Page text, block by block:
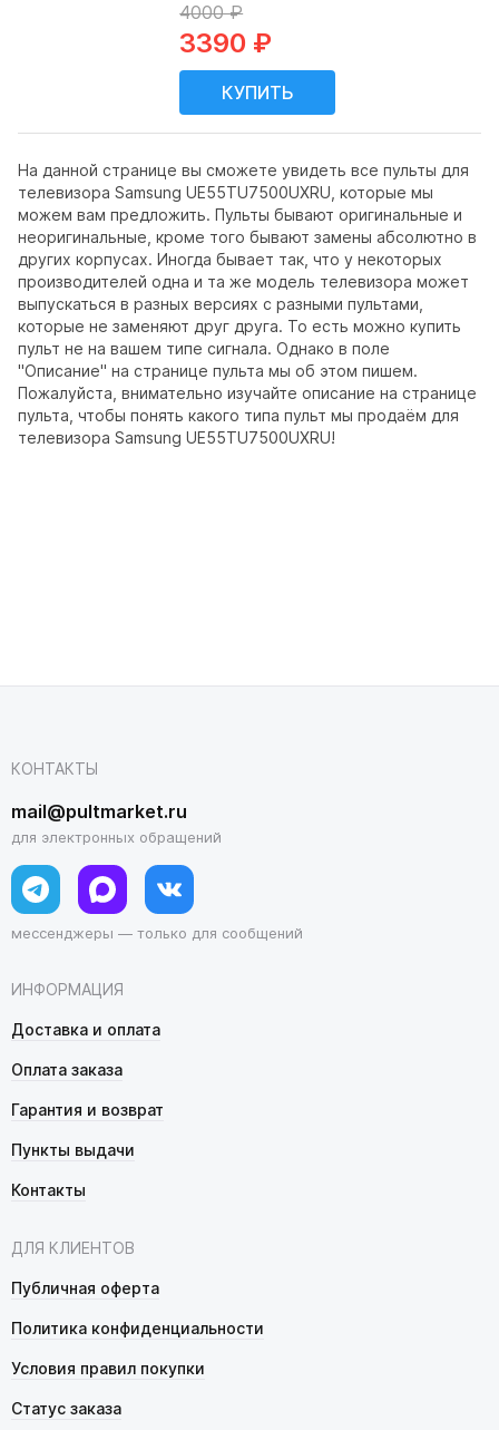
На данной странице вы сможете увидеть все пульты для
телевизора Samsung UE55TU7500UXRU, которые мы
можем вам предложить. Пульты бывают оригинальные и
неоригинальные, кроме того бывают замены абсолютно в
других корпусах. Иногда бывает так, что у некоторых
производителей одна и та же модель телевизора может
выпускаться в разных версиях с разными пультами,
которые не заменяют друг друга. То есть можно купить
пульт не на вашем типе сигнала. Однако в поле
"Описание" на странице пульта мы об этом пишем.
Пожалуйста, внимательно изучайте описание на странице
пульта, чтобы понять какого типа пульт мы продаём для
телевизора Samsung UE55TU7500UXRU!
4000 ₽
3390 ₽
ИНФОРМАЦИЯ
Доставка и оплата
Оплата заказа
Гарантия и возврат
Пункты выдачи
Контакты
ДЛЯ КЛИЕНТОВ
Публичная оферта
Политика конфиденциальности
Условия правил покупки
Статус заказа
КОНТАКТЫ
mail@pultmarket.ru
для электронных обращений
мессенджеры — только для сообщений